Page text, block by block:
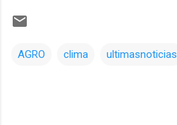
AGRO clima ultimasnoticias